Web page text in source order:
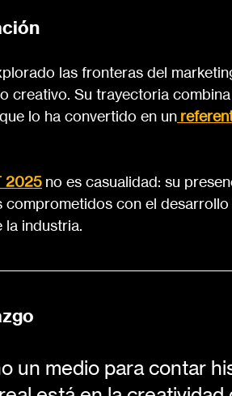
las fronteras del
creativo. Su trayectoria
lo ha convertido en un
2025 no es casualidad: su
con el desarrollo
la industria.
un medio para contar